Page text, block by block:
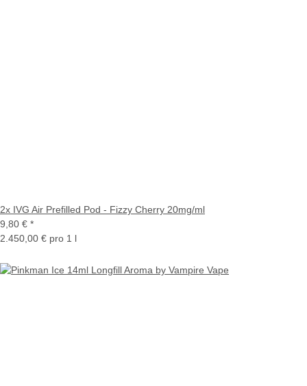
2x IVG Air Prefilled Pod - Fizzy Cherry 20mg/ml
9,80 € *
2.450,00 € pro 1 l